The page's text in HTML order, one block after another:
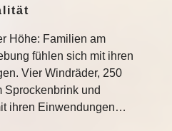
Höhe: Familien am
fühlen sich mit ihren
Vier Windräder, 250
Sprockenbrink und
ihren Einwendungen…